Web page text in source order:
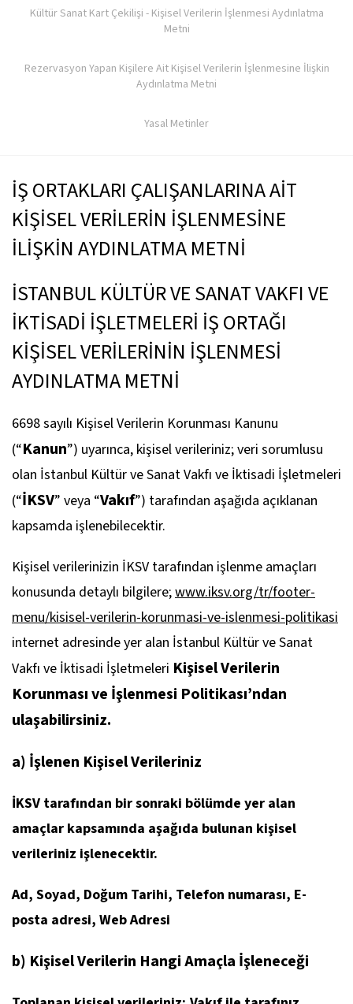
Kültür Sanat Kart Çekilişi - Kişisel Verilerin İşlenmesi Aydınlatma
Metni
Rezervasyon Yapan Kişilere Ait Kişisel Verilerin İşlenmesine İlişkin
Aydınlatma Metni
Yasal Metinler
İŞ ORTAKLARI ÇALIŞANLARINA AİT
KİŞİSEL VERİLERİN İŞLENMESİNE
İLİŞKİN AYDINLATMA METNİ
İSTANBUL KÜLTÜR VE SANAT VAKFI VE
İKTİSADİ İŞLETMELERİ İŞ ORTAĞI
KİŞİSEL VERİLERİNİN İŞLENMESİ
AYDINLATMA METNİ
6698 sayılı Kişisel Verilerin Korunması Kanunu
(“Kanun”) uyarınca, kişisel verileriniz; veri sorumlusu
olan İstanbul Kültür ve Sanat Vakfı ve İktisadi İşletmeleri
(“İKSV” veya “Vakıf”) tarafından aşağıda açıklanan
kapsamda işlenebilecektir.
Kişisel verilerinizin İKSV tarafından işlenme amaçları
konusunda detaylı bilgilere;www.iksv.org/tr/footer-
menu/kisisel-verilerin-korunmasi-ve-islenmesi-politikasi
internet adresinde yer alan İstanbul Kültür ve Sanat
Vakfı ve İktisadi İşletmeleri Kişisel Verilerin
Korunması ve İşlenmesi Politikası’ndan
ulaşabilirsiniz.
a) İşlenen Kişisel Verileriniz
İKSV tarafından bir sonraki bölümde yer alan
amaçlar kapsamında aşağıda bulunan kişisel
verileriniz işlenecektir.
Ad, Soyad, Doğum Tarihi, Telefon numarası, E-
posta adresi, Web Adresi
b) Kişisel Verilerin Hangi Amaçla İşleneceği